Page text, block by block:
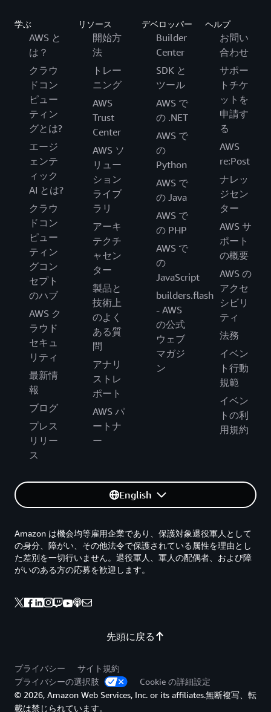
学ぶ
AWS と
は？
クラウ
ドコン
ピュー
ティン
グとは?
エージ
ェンテ
ィック
AI とは?
クラウ
ドコン
ピュー
ティン
グコン
セプト
のハブ
AWS ク
ラウド
セキュ
リティ
最新情
報
ブログ
プレス
リリー
ス
リソース
開始方
法
トレー
ニング
AWS
Trust
Center
AWS ソ
リュー
ション
ライブ
ラリ
アーキ
テクチ
ャセン
ター
製品と
技術上
のよく
ある質
問
アナリ
ストレ
ポート
AWS パ
ートナ
ー
デベロッパー
Builder
Center
SDK と
ツール
AWS で
の .NET
AWS で
の
Python
AWS で
の Java
AWS で
の PHP
AWS で
の
JavaScript
builders.flash
- AWS
の公式
ウェブ
マガジ
ン
ヘルプ
お問い
合わせ
サポー
トチケ
ットを
申請す
る
AWS
re:Post
ナレッ
ジセン
ター
AWS サ
ポート
の概要
AWS の
アクセ
シビリ
ティ
法務
イベン
ト行動
規範
イベン
トの利
用規約
English
先頭に戻る
Amazon は機会均等雇用企業であり、保護対象退役軍人として
の身分、障がい、その他法令で保護されている属性を理由とし
た差別を一切行いません。退役軍人、軍人の配偶者、および障
がいのある方の応募を歓迎します。
プライバシー
サイト規約
プライバシーの選択肢
Cookie の詳細設定
© 2026, Amazon Web Services, Inc. or its affiliates.無断複写、転
載は禁じられています。